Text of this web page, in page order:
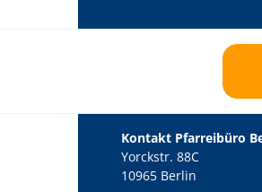
Kontakt Pfarreibüro
Yorckstr. 88C
10965 Berlin